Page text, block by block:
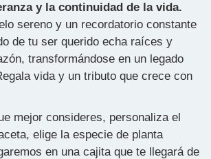
y la continuidad de la vida.
sereno y un recordatorio constante
de tu ser querido echa raíces y
transformándose en un legado
vida y un tributo que crece con
mejor consideres, personaliza el
elige la especie de planta
en una cajita que te llegará de